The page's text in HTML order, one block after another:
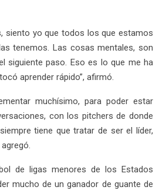
siento yo que todos los que estamos
tenemos. Las cosas mentales, son
siguiente paso. Eso es lo que me ha
aprender rápido”, afirmó.
muchísimo, para poder estar
con los pitchers de donde
tiene que tratar de ser el líder,
de ligas menores de los Estados
mucho de un ganador de guante de